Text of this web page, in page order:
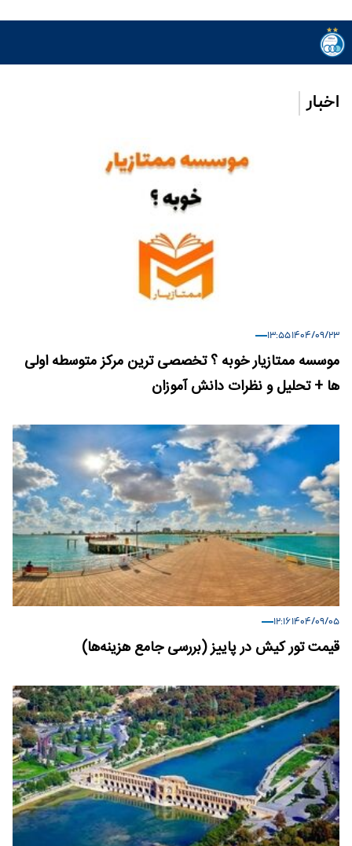
اخبار
۱۴۰۴/۰۹/۲۳ ۱۳:۵۵
موسسه ممتازیار خوبه ؟ تخصصی ترین مرکز متوسطه اولی
ها + تحلیل و نظرات دانش آموزان
۱۴۰۴/۰۹/۰۵ ۱۲:۱۶
قیمت تور کیش در پاییز (بررسی جامع هزینه‌ها)